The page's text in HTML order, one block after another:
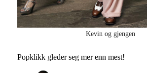
Kevin og gjengen
Popklikk gleder seg mer enn mest!